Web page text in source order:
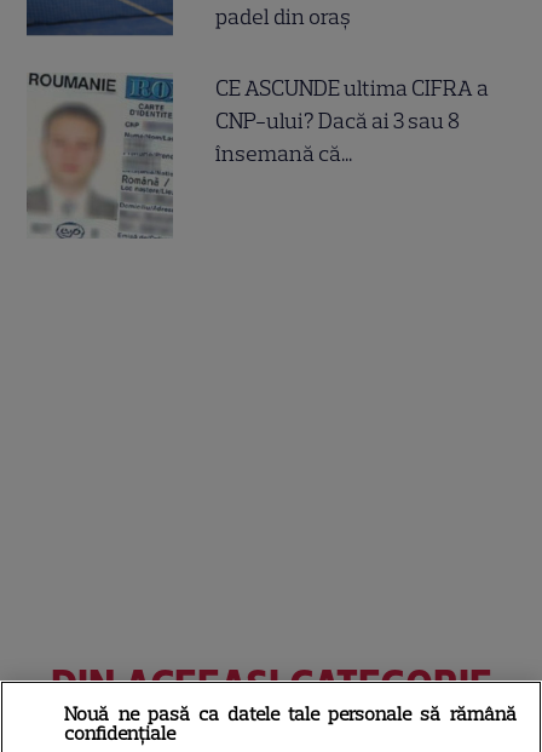
padel din oraș
CE ASCUNDE ultima CIFRA a
CNP-ului? Dacă ai 3 sau 8
însemană că...
DIN ACEEAȘI CATEGORIE
Nouă ne pasă ca datele tale personale să rămână
confidențiale